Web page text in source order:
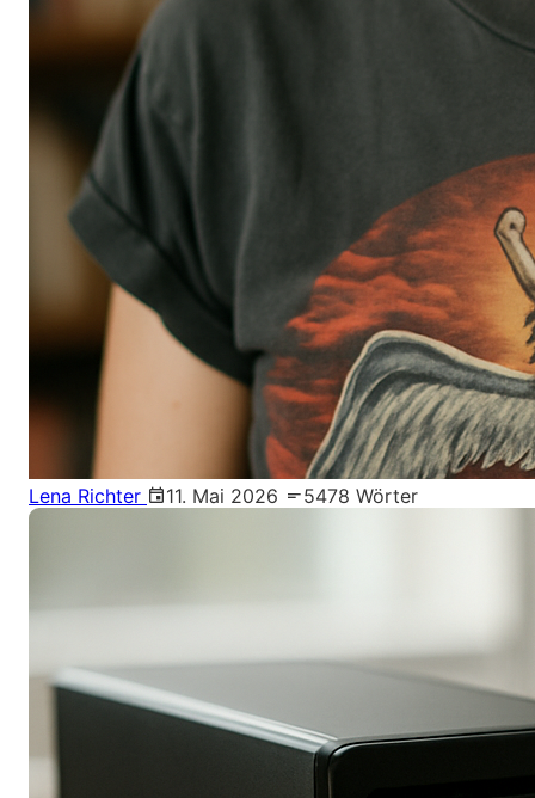
Lena Richter 11. Mai 2026 5478 Wörter